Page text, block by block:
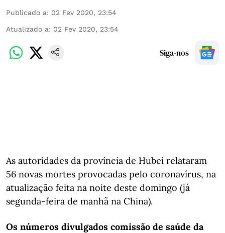
Publicado a: 02 Fev 2020, 23:54
Atualizado a: 02 Fev 2020, 23:54
Siga-nos
As autoridades da província de Hubei relataram
56 novas mortes provocadas pelo coronavírus, na
atualização feita na noite deste domingo (já
segunda-feira de manhã na China).
Os números divulgados comissão de saúde da